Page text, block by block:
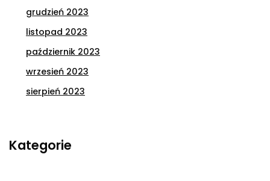
grudzień 2023
listopad 2023
październik 2023
wrzesień 2023
sierpień 2023
Kategorie